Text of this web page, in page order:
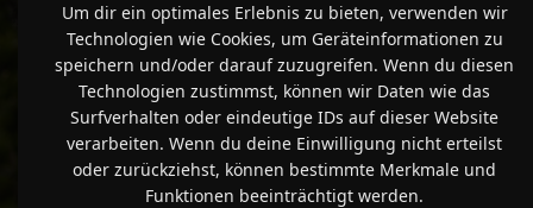
Um dir ein optimales Erlebnis zu bieten, verwenden wir
Technologien wie Cookies, um Geräteinformationen zu
speichern und/oder darauf zuzugreifen. Wenn du diesen
Technologien zustimmst, können wir Daten wie das
Surfverhalten oder eindeutige IDs auf dieser Website
verarbeiten. Wenn du deine Einwilligung nicht erteilst
oder zurückziehst, können bestimmte Merkmale und
Funktionen beeinträchtigt werden.
Gemeinde Breitenberg